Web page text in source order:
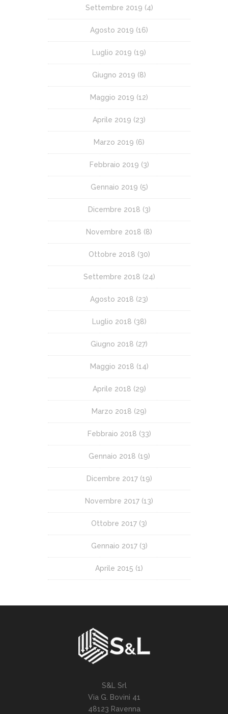
Settembre 2019 (4)
Agosto 2019 (16)
Luglio 2019 (19)
Giugno 2019 (8)
Maggio 2019 (12)
Aprile 2019 (23)
Marzo 2019 (6)
Febbraio 2019 (3)
Gennaio 2019 (5)
Dicembre 2018 (3)
Novembre 2018 (8)
Ottobre 2018 (30)
Settembre 2018 (24)
Agosto 2018 (23)
Luglio 2018 (38)
Giugno 2018 (27)
Maggio 2018 (14)
Aprile 2018 (29)
Marzo 2018 (29)
Febbraio 2018 (33)
Gennaio 2018 (19)
Dicembre 2017(19)
Novembre 2017 (13)
Ottobre 2017 (3)
Gennaio 2017(3)
Aprile 2015 (1)
S&L Srl
Via G. Bovini 41
48123 Ravenna